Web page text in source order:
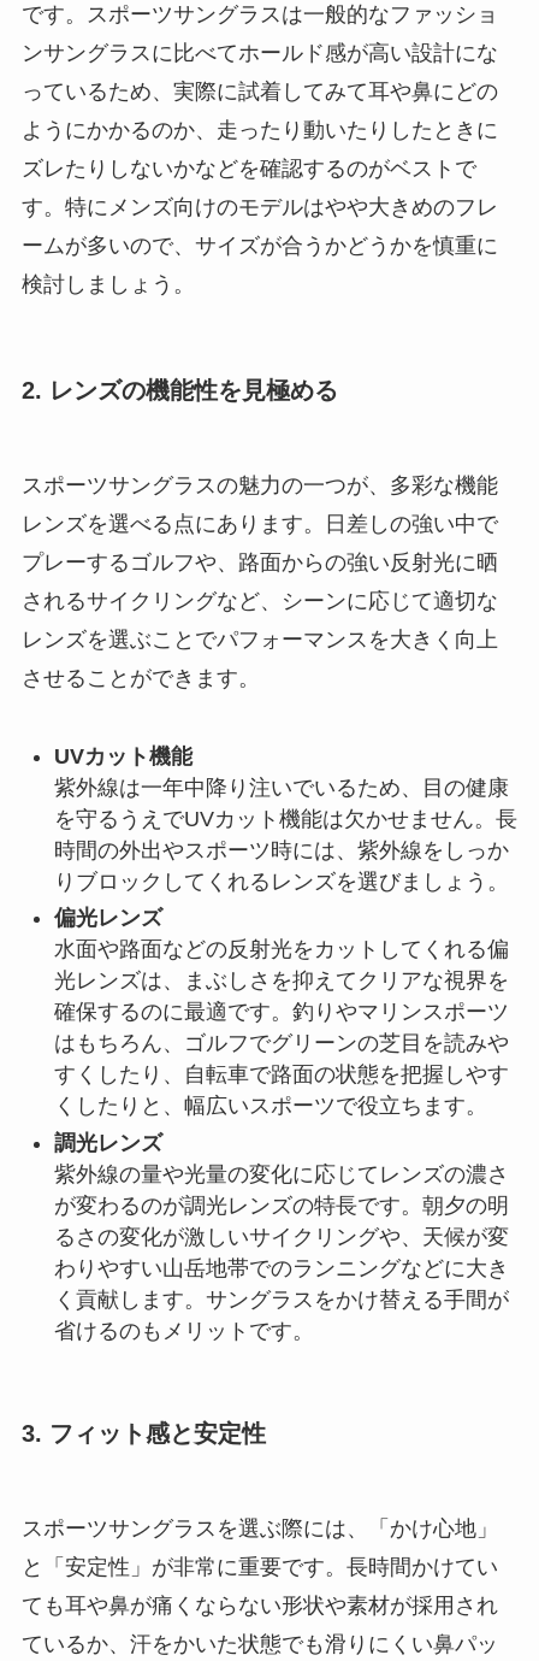
です。スポーツサングラスは一般的なファッショ
ンサングラスに比べてホールド感が高い設計にな
っているため、実際に試着してみて耳や鼻にどの
ようにかかるのか、走ったり動いたりしたときに
ズレたりしないかなどを確認するのがベストで
す。特にメンズ向けのモデルはやや大きめのフレ
ームが多いので、サイズが合うかどうかを慎重に
検討しましょう。
2. レンズの機能性を見極める
スポーツサングラスの魅力の一つが、多彩な機能
レンズを選べる点にあります。日差しの強い中で
プレーするゴルフや、路面からの強い反射光に晒
されるサイクリングなど、シーンに応じて適切な
レンズを選ぶことでパフォーマンスを大きく向上
させることができます。
UVカット機能
紫外線は一年中降り注いでいるため、目の健康
を守るうえでUVカット機能は欠かせません。長
時間の外出やスポーツ時には、紫外線をしっか
りブロックしてくれるレンズを選びましょう。
偏光レンズ
水面や路面などの反射光をカットしてくれる偏
光レンズは、まぶしさを抑えてクリアな視界を
確保するのに最適です。釣りやマリンスポーツ
はもちろん、ゴルフでグリーンの芝目を読みや
すくしたり、自転車で路面の状態を把握しやす
くしたりと、幅広いスポーツで役立ちます。
調光レンズ
紫外線の量や光量の変化に応じてレンズの濃さ
が変わるのが調光レンズの特長です。朝夕の明
るさの変化が激しいサイクリングや、天候が変
わりやすい山岳地帯でのランニングなどに大き
く貢献します。サングラスをかけ替える手間が
省けるのもメリットです。
3. フィット感と安定性
スポーツサングラスを選ぶ際には、「かけ心地」
と「安定性」が非常に重要です。長時間かけてい
ても耳や鼻が痛くならない形状や素材が採用され
ているか、汗をかいた状態でも滑りにくい鼻パッ